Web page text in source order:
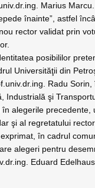
Marius
înainte”, astfel
rector validat prin
posibililor
Universităţii din
Radu
Industrială şi
alegerile precedente,
şi al regretatului rector
în cadrul
alegeri pentru
Eduard